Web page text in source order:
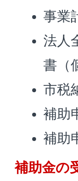
事業
法人
書（
市税
補助
補助
補助金の